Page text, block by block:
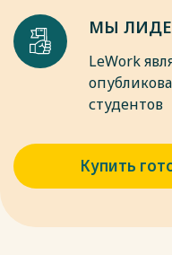
МЫ
LeWork
студентов
Купить